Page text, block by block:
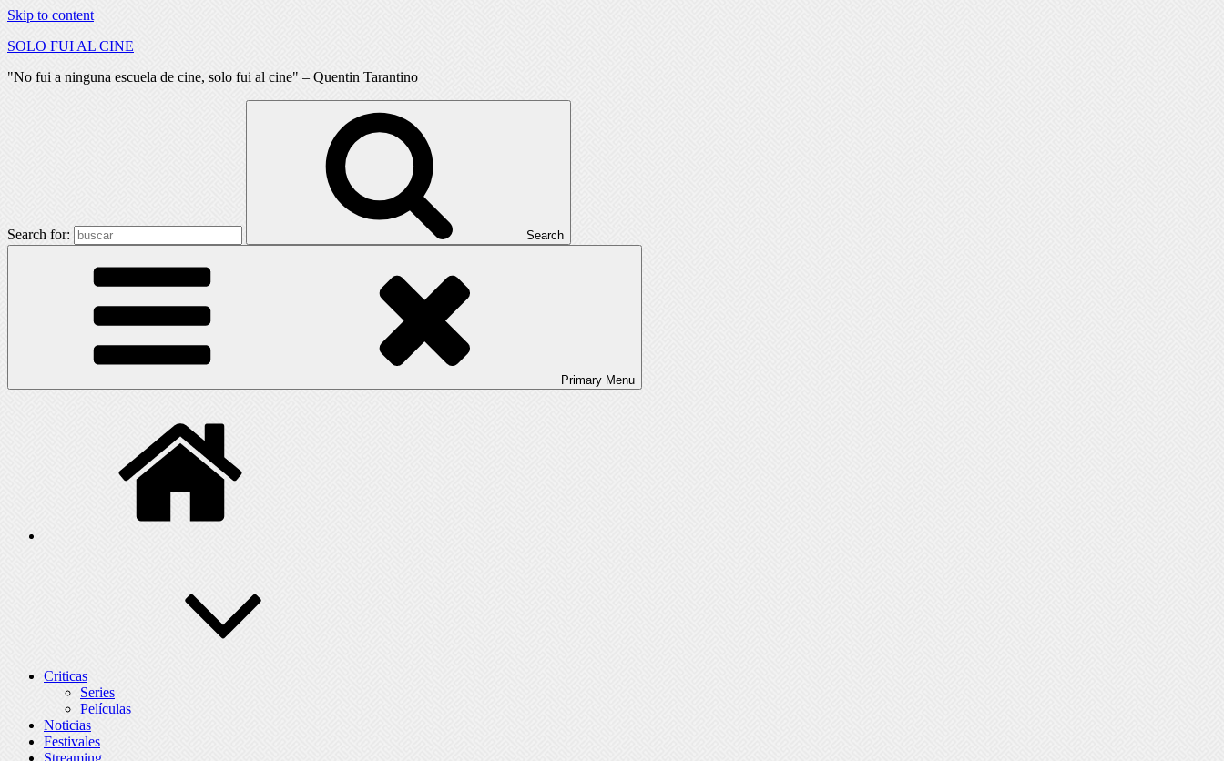
Skip to content
SOLO FUI AL CINE
"No fui a ninguna escuela de cine, solo fui al cine" – Quentin Tarantino
Search for: Search
Primary Menu
Criticas
Series
Películas
Noticias
Festivales
Streaming